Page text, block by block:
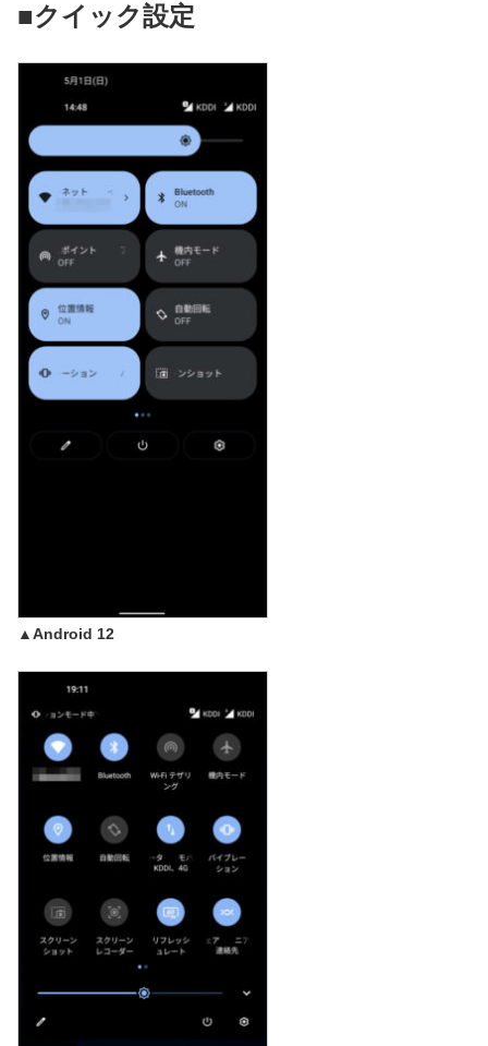
■クイック設定
▲Android 12